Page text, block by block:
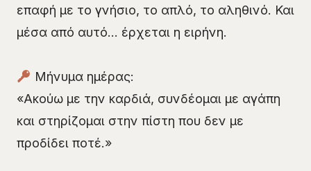
επαφή με το γνήσιο, το απλό, το αληθινό. Και
μέσα από αυτό… έρχεται η ειρήνη.
Μήνυμα ημέρας:
«Ακούω με την καρδιά, συνδέομαι με αγάπη
και στηρίζομαι στην πίστη που δεν με
προδίδει ποτέ.»